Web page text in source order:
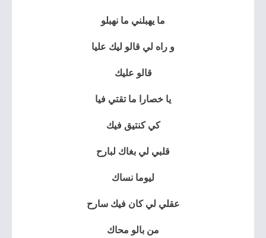
ما يهبلني ما نهبلو
و راه لي قالو ليك عليا
قالو عليك
يا خصارا ما تقتي فيا
كي كنتيق فيك
قلبي لي بغاك لبارح
ليوما نساك
عقلي لي كان فيك سارح
من بالو محاك